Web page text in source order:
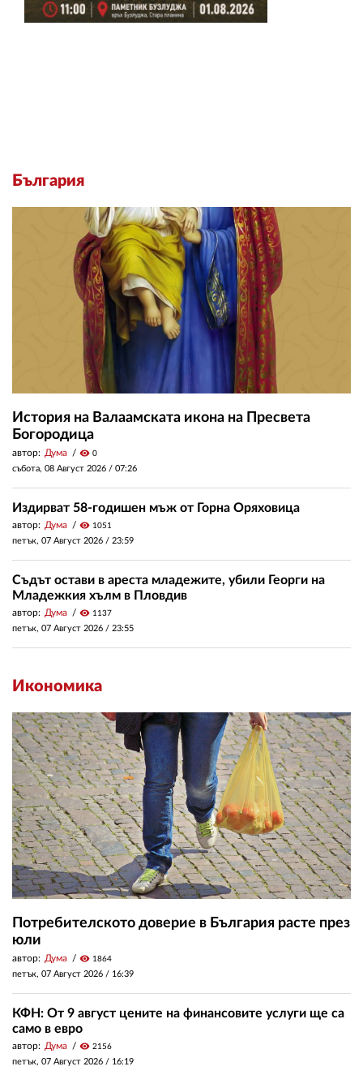
България
История на Валаамската икона на Пресвета
Богородица
автор: Дума visibility 0
събота, 08 Август 2026 / 07:26
Издирват 58-годишен мъж от Горна Оряховица
автор: Дума visibility 1051
петък, 07 Август 2026 / 23:59
Съдът остави в ареста младежите, убили Георги на
Младежкия хълм в Пловдив
автор: Дума visibility 1137
петък, 07 Август 2026 / 23:55
Икономика
Потребителското доверие в България расте през
юли
автор: Дума visibility 1864
петък, 07 Август 2026 / 16:39
КФН: От 9 август цените на финансовите услуги ще са
само в евро
автор: Дума visibility 2156
петък, 07 Август 2026 / 16:19